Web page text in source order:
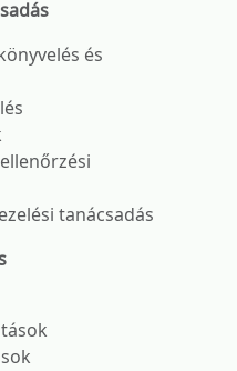
és
tanácsadás